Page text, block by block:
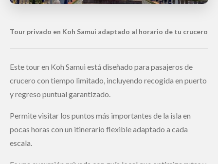
Itinerario flexible optimizado según el tiempo de escala
Este tour en Koh Samui está diseñado para pasajeros de
crucero con tiempo limitado, incluyendo recogida en puerto
y regreso puntual garantizado.
Permite visitar los puntos más importantes de la isla en
pocas horas con un itinerario flexible adaptado a cada
escala.